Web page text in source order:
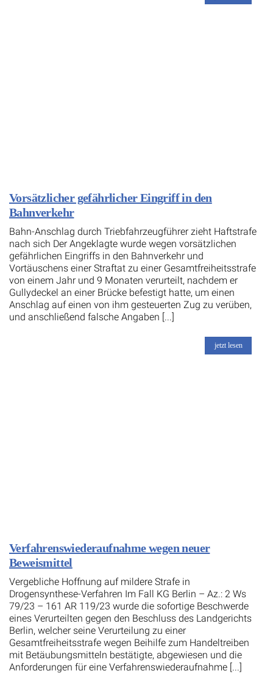
Vorsätzlicher gefährlicher Eingriff in den
Bahnverkehr
Bahn-Anschlag durch Triebfahrzeugführer zieht Haftstrafe
nach sich Der Angeklagte wurde wegen vorsätzlichen
gefährlichen Eingriffs in den Bahnverkehr und
Vortäuschens einer Straftat zu einer Gesamtfreiheitsstrafe
von einem Jahr und 9 Monaten verurteilt, nachdem er
Gullydeckel an einer Brücke befestigt hatte, um einen
Anschlag auf einen von ihm gesteuerten Zug zu verüben,
und anschließend falsche Angaben [...]
jetzt lesen
Verfahrenswiederaufnahme wegen neuer
Beweismittel
Vergebliche Hoffnung auf mildere Strafe in
Drogensynthese-Verfahren Im Fall KG Berlin – Az.: 2 Ws
79/23 – 161 AR 119/23 wurde die sofortige Beschwerde
eines Verurteilten gegen den Beschluss des Landgerichts
Berlin, welcher seine Verurteilung zu einer
Gesamtfreiheitsstrafe wegen Beihilfe zum Handeltreiben
mit Betäubungsmitteln bestätigte, abgewiesen und die
Anforderungen für eine Verfahrenswiederaufnahme [...]